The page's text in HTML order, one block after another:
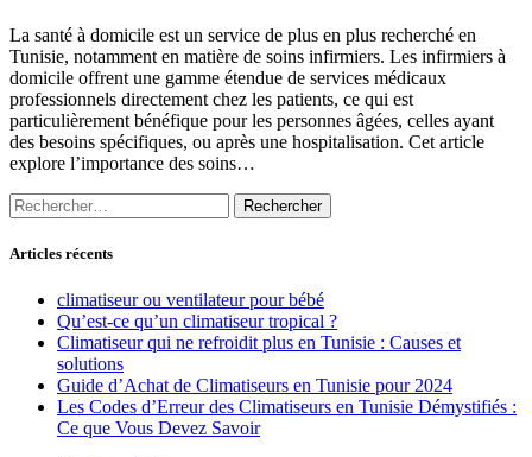
La santé à domicile est un service de plus en plus recherché en
Tunisie, notamment en matière de soins infirmiers. Les infirmiers à
domicile offrent une gamme étendue de services médicaux
professionnels directement chez les patients, ce qui est
particulièrement bénéfique pour les personnes âgées, celles ayant
des besoins spécifiques, ou après une hospitalisation. Cet article
explore l’importance des soins…
Rechercher :
Articles récents
climatiseur ou ventilateur pour bébé
Qu’est-ce qu’un climatiseur tropical ?
Climatiseur qui ne refroidit plus en Tunisie : Causes et
solutions
Guide d’Achat de Climatiseurs en Tunisie pour 2024
Les Codes d’Erreur des Climatiseurs en Tunisie Démystifiés :
Ce que Vous Devez Savoir